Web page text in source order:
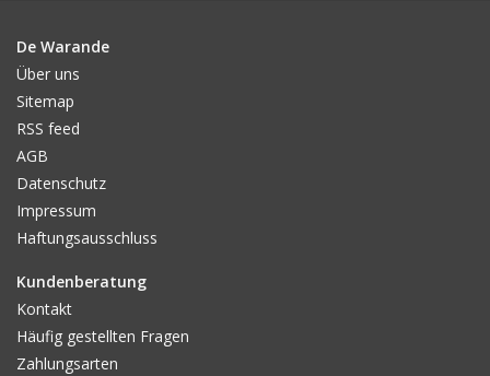
De Warande
Über uns
Sitemap
RSS feed
AGB
Datenschutz
Impressum
Haftungsausschluss
Kundenberatung
Kontakt
Häufig gestellten Fragen
Zahlungsarten